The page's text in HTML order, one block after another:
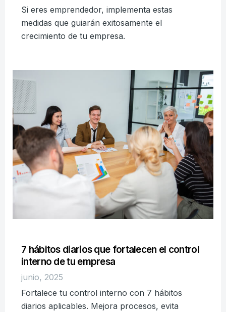
Si eres emprendedor, implementa estas
medidas que guiarán exitosamente el
crecimiento de tu empresa.
7 hábitos diarios que fortalecen el control
interno de tu empresa
junio, 2025
Fortalece tu control interno con 7 hábitos
diarios aplicables. Mejora procesos, evita